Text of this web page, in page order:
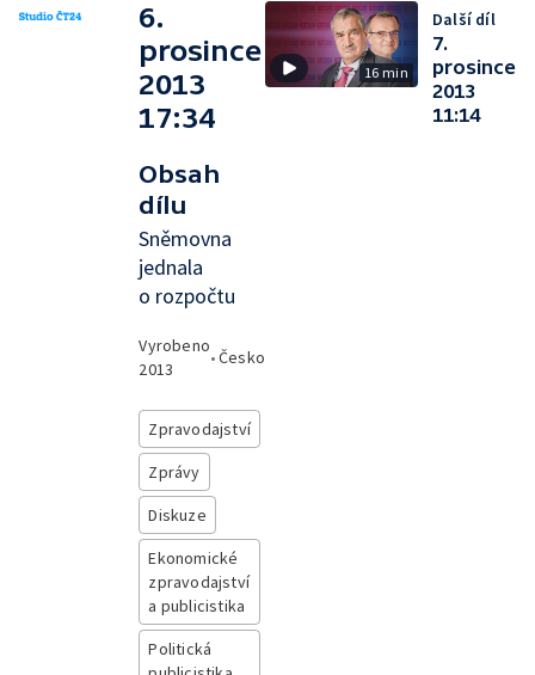
6.
prosince
2013
17:34
Obsah
dílu
Sněmovna
jednala
o rozpočtu
Vyrobeno
2013
•Česko
Zpravodajství
Zprávy
Diskuze
Ekonomické
zpravodajství
a publicistika
Politická
16 min
Další díl
7.
prosince
2013
11:14